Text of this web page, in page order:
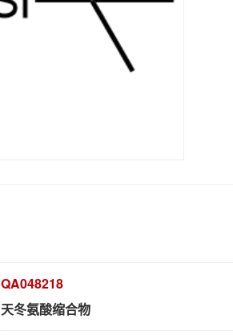
QA048218
天冬氨酸缩合物